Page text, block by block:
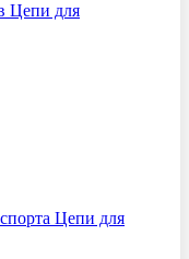
Цепи для
Цепи для